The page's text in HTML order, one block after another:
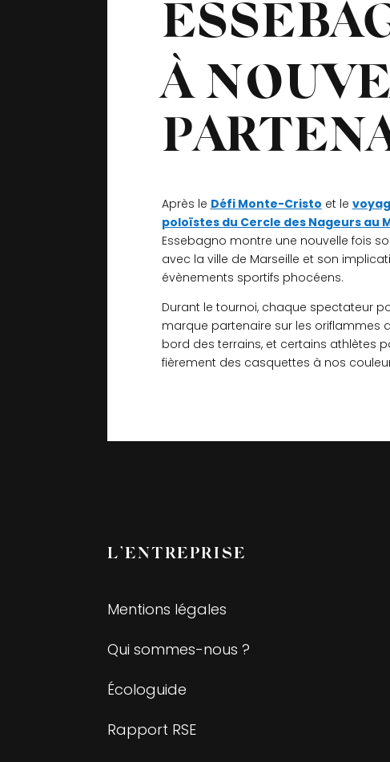
À
Après le Défi Monte-Cristo et le
poloïstes du Cercle des Nageurs au
Essebagno montre une nouvelle fois
avec la ville de Marseille et son
évènements sportifs phocéens.
Durant le tournoi, chaque spectateur
marque partenaire sur les oriflammes
bord des terrains, et certains athlètes
fièrement des casquettes à nos
L’ENTREPRISE
Mentions légales
Qui sommes-nous ?
Écologuide
Rapport RSE